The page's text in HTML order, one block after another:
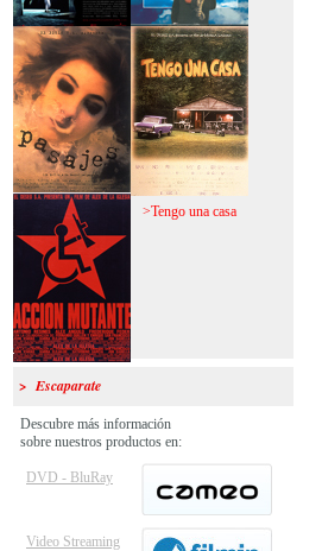
>El espinazo del
diablo
>A trabajar!
>Pasajes >Tengo una casa
>Acción mutante
> Escaparate
Descubre más información
sobre nuestros productos en:
DVD - BluRay
Video Streaming